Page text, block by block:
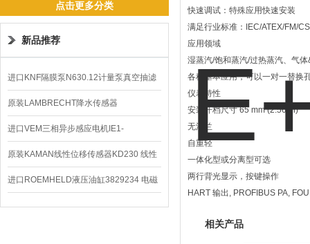
点击更多分类
新品推荐
进口KNF隔膜泵N630.12计量泵真空抽滤
泵价格
原装LAMBRECHT降水传感器
00.14575.20气象仪
进口VEM三相异步感应电机IE1-
K21R80G4马达
原装KAMAN线性位移传感器KD230 线性
编码器
进口ROEMHELD液压油缸3829234 电磁
阀定位器
快速调试：特殊应用快速安装
满足行业标准：IEC/ATEX/FM/
应用领域
湿蒸汽/饱和蒸汽/过热蒸汽、气
各种基本应用，可以一对一替换
仪表特性
安装开档尺寸 65 mm (2.56 in)
无法兰
自重轻
一体化型或分离型可选
两行背光显示，按键操作
HART 输出, PROFIBUS PA,
相关产品